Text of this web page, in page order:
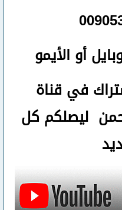
أو الأيمو
في قناة
ليصلكم كل